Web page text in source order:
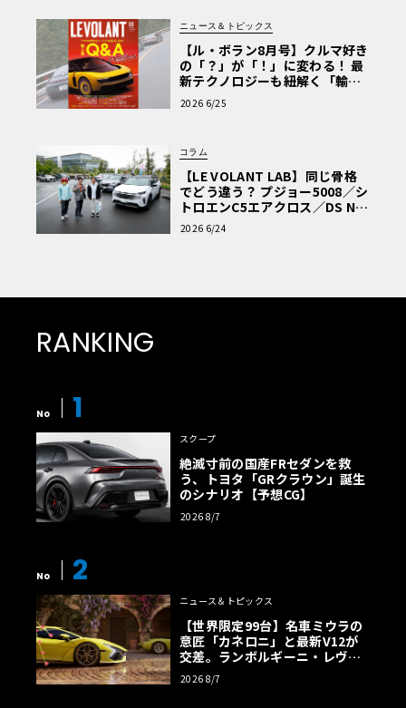
ニュース＆トピックス
【ル・ボラン8月号】クルマ好き
の「？」が「！」に変わる！ 最
新テクノロジーも紐解く「輸入
車Q&A」
2026 6/25
コラム
【LE VOLANT LAB】同じ骨格
でどう違う？ プジョー5008／シ
トロエンC5エアクロス／DS Nº4
読者一気乗りレポート
2026 6/24
RANKING
No 1
スクープ
絶滅寸前の国産FRセダンを救
う、トヨタ「GRクラウン」誕生
のシナリオ【予想CG】
2026 8/7
No 2
ニュース＆トピックス
【世界限定99台】名車ミウラの
意匠「カネロニ」と最新V12が
交差。ランボルギーニ・レヴエ
ルトに60周年記念車が登場
2026 8/7